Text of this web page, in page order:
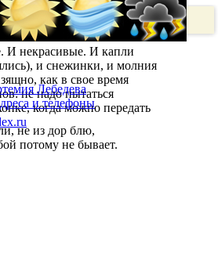
И некрасивые. И капли
и снежинки, и молния
как в свое время
не надо пытаться
когда можно передать
не из дор блю,
потому не бывает.
Лебедева
и телефоны